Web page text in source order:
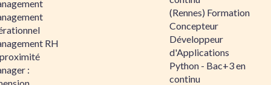
RH
:
(Rennes) Formation
Concepteur
Développeur
d'Applications
Python - Bac+3 en
continu